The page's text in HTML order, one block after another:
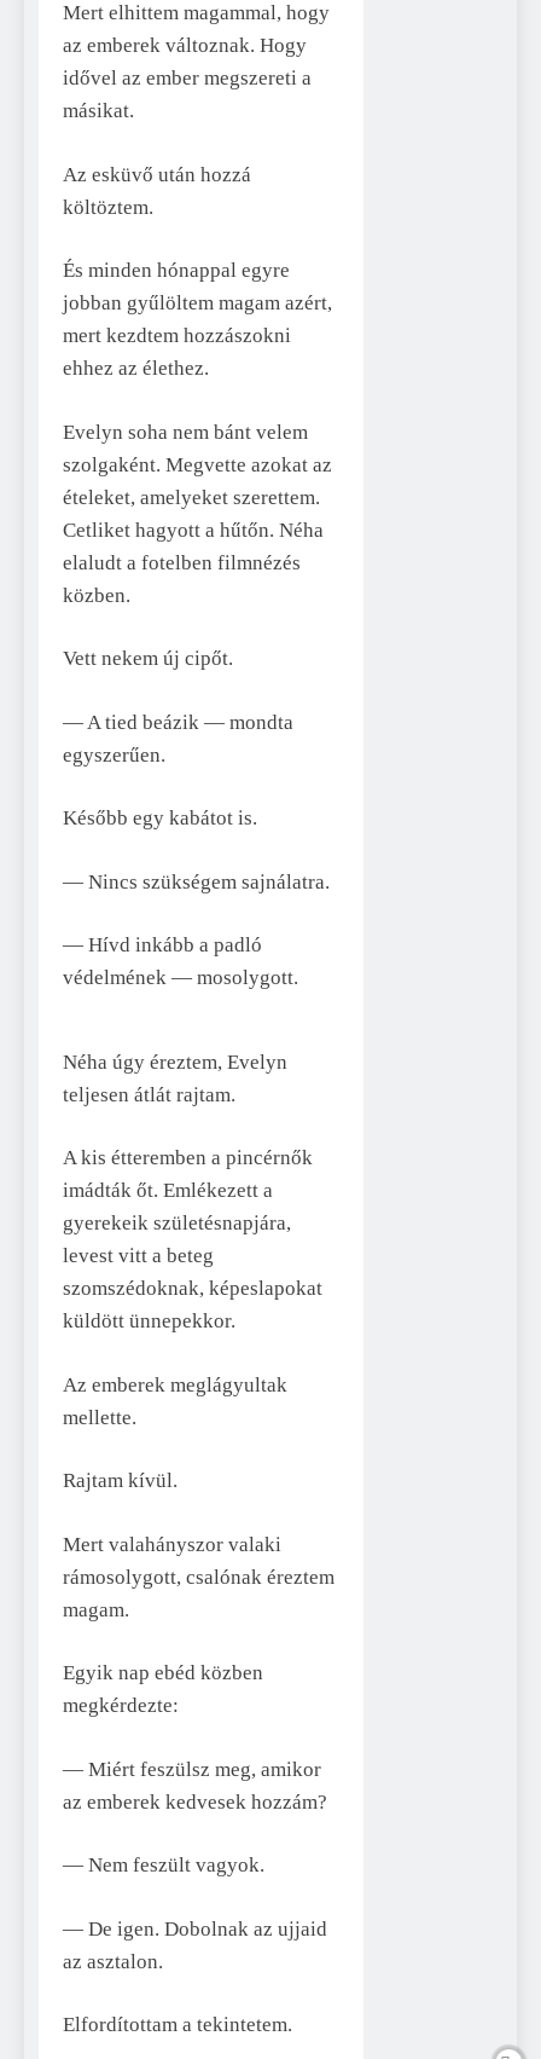
Mert elhittem magammal, hogy
az emberek változnak. Hogy
idővel az ember megszereti a
másikat.
Az esküvő után hozzá
költöztem.
És minden hónappal egyre
jobban gyűlöltem magam azért,
mert kezdtem hozzászokni
ehhez az élethez.
Evelyn soha nem bánt velem
szolgaként. Megvette azokat az
ételeket, amelyeket szerettem.
Cetliket hagyott a hűtőn. Néha
elaludt a fotelben filmnézés
közben.
Vett nekem új cipőt.
— A tied beázik — mondta
egyszerűen.
Később egy kabátot is.
— Nincs szükségem sajnálatra.
— Hívd inkább a padló
védelmének — mosolygott.
Néha úgy éreztem, Evelyn
teljesen átlát rajtam.
A kis étteremben a pincérnők
imádták őt. Emlékezett a
gyerekeik születésnapjára,
levest vitt a beteg
szomszédoknak, képeslapokat
küldött ünnepekkor.
Az emberek meglágyultak
mellette.
Rajtam kívül.
Mert valahányszor valaki
rámosolygott, csalónak éreztem
magam.
Egyik nap ebéd közben
megkérdezte:
— Miért feszülsz meg, amikor
az emberek kedvesek hozzám?
— Nem feszült vagyok.
— De igen. Dobolnak az ujjaid
az asztalon.
Elfordítottam a tekintetem.